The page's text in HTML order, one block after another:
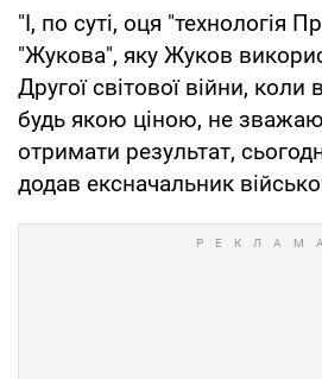
"І, по суті, оця "технологія
"Жукова", яку Жуков
Другої світової війни,
будь якою ціною, не
отримати результат,
додав ексначальник